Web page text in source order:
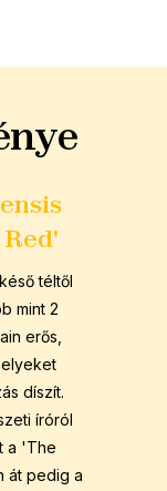
téltől
mint 2
erős,
díszít.
íróról
a 'The
át pedig a